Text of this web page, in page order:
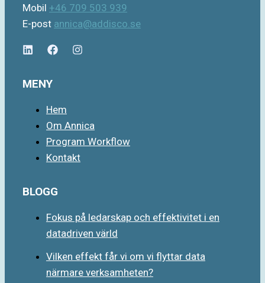
Mobil +46 709 503 939
E-post annica@addisco.se
MENY
Hem
Om Annica
Program Workflow
Kontakt
BLOGG
Fokus på ledarskap och effektivitet i en
datadriven värld
Vilken effekt får vi om vi flyttar data
närmare verksamheten?